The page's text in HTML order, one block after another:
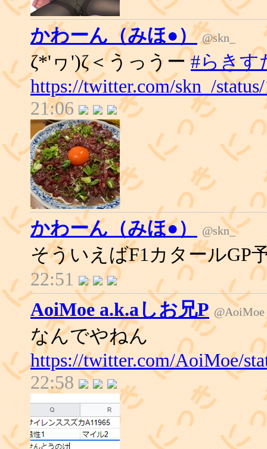
かわーん（みほ●） @skn_
ζ*'ヮ')ζ＜うっうー#らきす
https://twitter.com/skn_/
21:06
かわーん（みほ●） @skn_
そういえばF1カタールGP
22:51
AoiMoe a.k.aしお兄P @AoiMoe
なんでやねん
https://twitter.com/AoiMoe/
22:58